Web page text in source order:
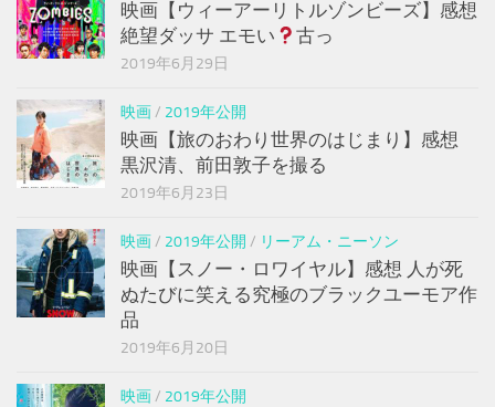
映画【ウィーアーリトルゾンビーズ】感想
絶望ダッサ エモい
古っ
2019年6月29日
映画/ 2019年公開
映画【旅のおわり世界のはじまり】感想
黒沢清、前田敦子を撮る
2019年6月23日
映画/ 2019年公開 / リーアム・ニーソン
映画【スノー・ロワイヤル】感想 人が死
ぬたびに笑える究極のブラックユーモア作
品
2019年6月20日
映画/ 2019年公開